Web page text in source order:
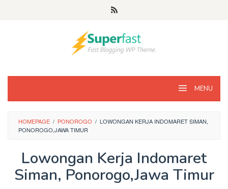
MENU
HOMEPAGE / PONOROGO / LOWONGAN KERJA INDOMARET SIMAN,
PONOROGO,JAWA TIMUR
Lowongan Kerja Indomaret
Siman, Ponorogo,Jawa Timur